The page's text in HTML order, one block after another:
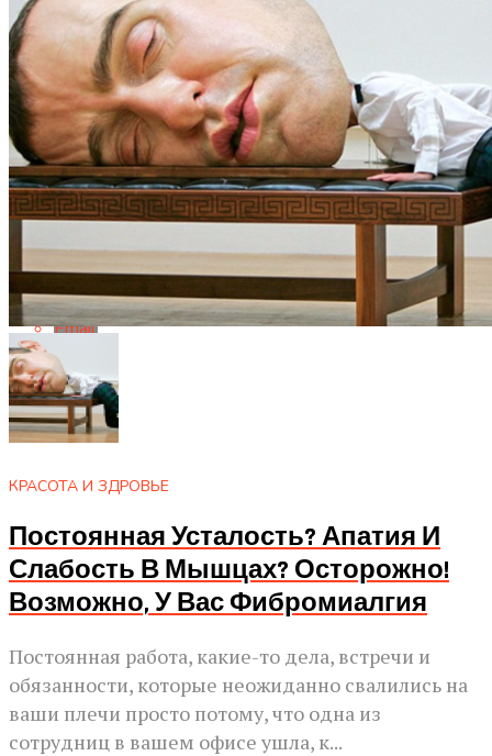
Flipboard
Reddit
Pinterest
Whatsapp
Whatsapp
Email
КРАСОТА И ЗДРОВЬЕ
Постоянная Усталость? Апатия И
Слабость В Мышцах? Осторожно!
Возможно, У Вас Фибромиалгия
Постоянная работа, какие-то дела, встречи и
обязанности, которые неожиданно свалились на
ваши плечи просто потому, что одна из
сотрудниц в вашем офисе ушла, к...